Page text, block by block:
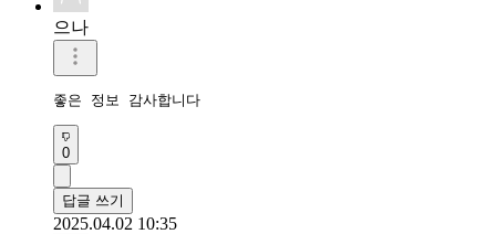
으나
좋은 정보 감사합니다
0
답글 쓰기
2025.04.02 10:35